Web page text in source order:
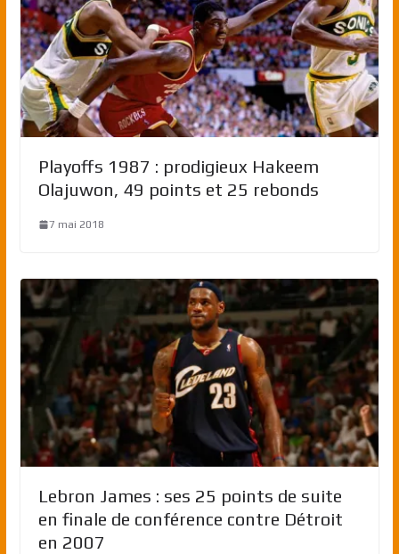
Playoffs 1987 : prodigieux Hakeem
Olajuwon, 49 points et 25 rebonds
7 mai 2018
Lebron James : ses 25 points de suite
en finale de conférence contre Détroit
en 2007